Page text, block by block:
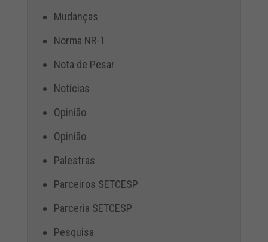
Mudanças
Norma NR-1
Nota de Pesar
Notícias
Opinião
Opinião
Palestras
Parceiros SETCESP
Parceria SETCESP
Pesquisa